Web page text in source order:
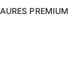
PREMIUM